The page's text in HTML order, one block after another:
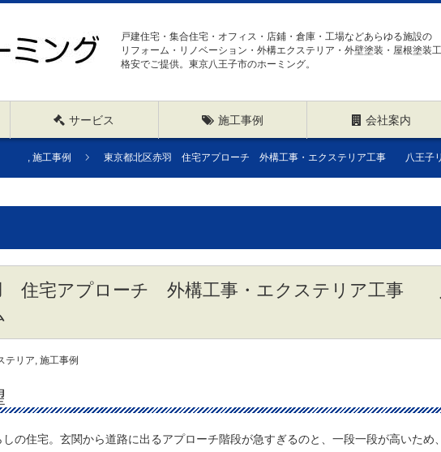
戸建住宅・集合住宅・オフィス・店鋪・倉庫・工場などあらゆる施設の
リフォーム・リノベーション・外構エクステリア・外壁塗装・屋根塗装
格安でご提供。東京八王子市のホーミング。
サービス 施工事例 会社案内
, 施工事例 東京都北区赤羽 住宅アプローチ 外構工事・エクステリア工事 八王子
住宅アプローチ 外構工事・エクステリア工事
テリア, 施工事例
の住宅。玄関から道路に出るアプローチ階段が急すぎるのと、一段一段が高いため